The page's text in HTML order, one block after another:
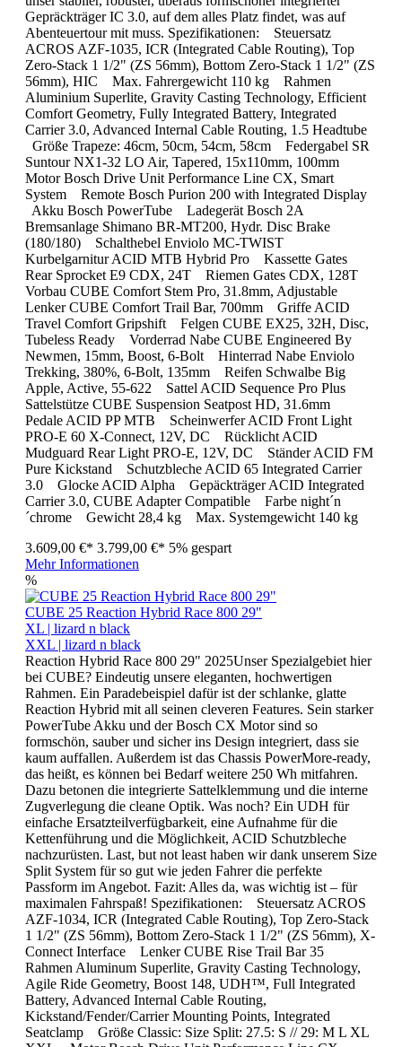
Gepräckträger IC 3.0, auf dem alles Platz findet, was auf
Abenteuertour mit muss. Spezifikationen: Steuersatz
ACROS AZF-1035, ICR (Integrated Cable Routing), Top
Zero-Stack 1 1/2" (ZS 56mm), Bottom Zero-Stack 1 1/2" (ZS
56mm), HIC Max. Fahrergewicht 110 kg Rahmen
Aluminium Superlite, Gravity Casting Technology, Efficient
Comfort Geometry, Fully Integrated Battery, Integrated
Carrier 3.0, Advanced Internal Cable Routing, 1.5 Headtube
Größe Trapeze: 46cm, 50cm, 54cm, 58cm Federgabel SR
Suntour NX1-32 LO Air, Tapered, 15x110mm, 100mm
Motor Bosch Drive Unit Performance Line CX, Smart
System Remote Bosch Purion 200 with Integrated Display
Akku Bosch PowerTube Ladegerät Bosch 2A
Bremsanlage Shimano BR-MT200, Hydr. Disc Brake
(180/180) Schalthebel Enviolo MC-TWIST
Kurbelgarnitur ACID MTB Hybrid Pro Kassette Gates
Rear Sprocket E9 CDX, 24T Riemen Gates CDX, 128T
Vorbau CUBE Comfort Stem Pro, 31.8mm, Adjustable
Lenker CUBE Comfort Trail Bar, 700mm Griffe ACID
Travel Comfort Gripshift Felgen CUBE EX25, 32H, Disc,
Tubeless Ready Vorderrad Nabe CUBE Engineered By
Newmen, 15mm, Boost, 6-Bolt Hinterrad Nabe Enviolo
Trekking, 380%, 6-Bolt, 135mm Reifen Schwalbe Big
Apple, Active, 55-622 Sattel ACID Sequence Pro Plus
Sattelstütze CUBE Suspension Seatpost HD, 31.6mm
Pedale ACID PP MTB Scheinwerfer ACID Front Light
PRO-E 60 X-Connect, 12V, DC Rücklicht ACID
Mudguard Rear Light PRO-E, 12V, DC Ständer ACID FM
Pure Kickstand Schutzbleche ACID 65 Integrated Carrier
3.0 Glocke ACID Alpha Gepäckträger ACID Integrated
Carrier 3.0, CUBE Adapter Compatible Farbe night´n
´chrome Gewicht 28,4 kg Max. Systemgewicht 140 kg
3.609,00 €* 3.799,00 €* 5% gespart
Mehr Informationen
%
CUBE 25 Reaction Hybrid Race 800 29"
XL | lizard n black
XXL | lizard n black
Reaction Hybrid Race 800 29" 2025Unser Spezialgebiet hier
bei CUBE? Eindeutig unsere eleganten, hochwertigen
Rahmen. Ein Paradebeispiel dafür ist der schlanke, glatte
Reaction Hybrid mit all seinen cleveren Features. Sein starker
PowerTube Akku und der Bosch CX Motor sind so
formschön, sauber und sicher ins Design integriert, dass sie
kaum auffallen. Außerdem ist das Chassis PowerMore-ready,
das heißt, es können bei Bedarf weitere 250 Wh mitfahren.
Dazu betonen die integrierte Sattelklemmung und die interne
Zugverlegung die cleane Optik. Was noch? Ein UDH für
einfache Ersatzteilverfügbarkeit, eine Aufnahme für die
Kettenführung und die Möglichkeit, ACID Schutzbleche
nachzurüsten. Last, but not least haben wir dank unserem Size
Split System für so gut wie jeden Fahrer die perfekte
Passform im Angebot. Fazit: Alles da, was wichtig ist – für
maximalen Fahrspaß! Spezifikationen: Steuersatz ACROS
AZF-1034, ICR (Integrated Cable Routing), Top Zero-Stack
1 1/2" (ZS 56mm), Bottom Zero-Stack 1 1/2" (ZS 56mm), X-
Connect Interface Lenker CUBE Rise Trail Bar 35
Rahmen Aluminum Superlite, Gravity Casting Technology,
Agile Ride Geometry, Boost 148, UDH™, Full Integrated
Battery, Advanced Internal Cable Routing,
Kickstand/Fender/Carrier Mounting Points, Integrated
Seatclamp Größe Classic: Size Split: 27.5: S // 29: M L XL